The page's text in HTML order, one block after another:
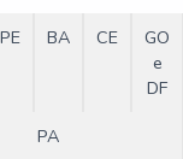
PE BA CE
GO
e
DF
PA